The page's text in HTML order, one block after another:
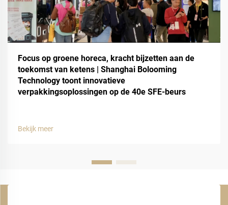
Focus op groene horeca, kracht bijzetten aan de
toekomst van ketens | Shanghai Bolooming
Technology toont innovatieve
verpakkingsoplossingen op de 40e SFE-beurs
Bekijk meer